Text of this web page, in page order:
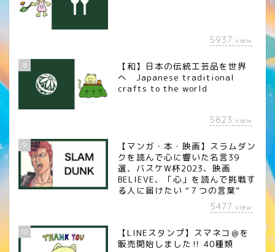
5937 view
8
【和】日本の伝統工芸品を世界
へ Japanese traditional
crafts to the world
5823 view
9
【マンガ・本・映画】スラムダン
クを読んで心に響いた名言39
選、バスケW杯2023、映画
BELIEVE、「心」を読んで挑戦す
る人に届けたい “７つの言葉”
5477 view
10
【LINEスタンプ】スマネコ＠を
販売開始しました‼︎ 40種類